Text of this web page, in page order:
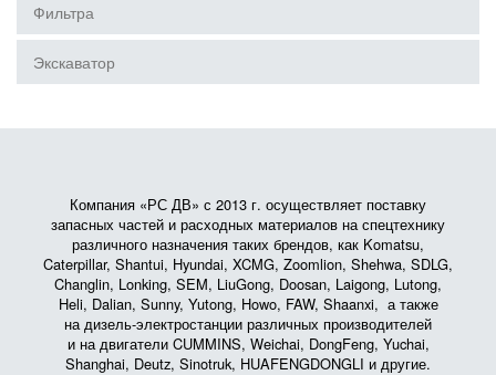
Фильтра
Экскаватор
Компания «РС ДВ» с 2013 г. осуществляет поставку
запасных частей и расходных материалов на спецтехнику
различного назначения таких брендов, как Komatsu,
Caterpillar, Shantui, Hyundai, XCMG, Zoomlion, Shehwa, SDLG,
Changlin, Lonking, SEM, LiuGong, Doosan, Laigong, Lutong,
Heli, Dalian, Sunny, Yutong, Howo, FAW, Shaanxi, а также
на дизель-электростанции различных производителей
и на двигатели CUMMINS, Weichai, DongFeng, Yuchai,
Shanghai, Deutz, Sinotruk, HUAFENGDONGLI и другие.